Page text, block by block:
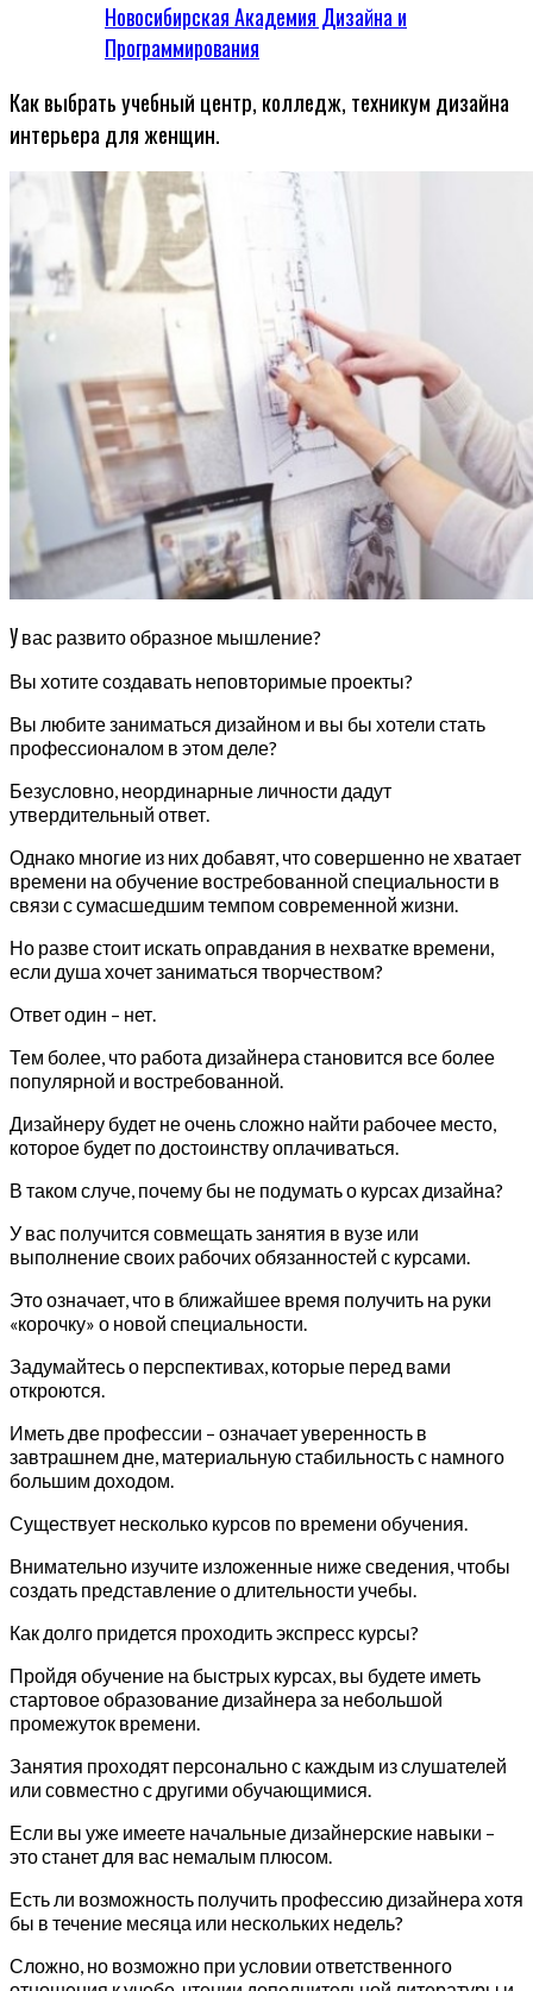
Новосибирская Академия Дизайна и
Программирования
Как выбрать учебный центр, колледж, техникум дизайна
интерьера для женщин.
У вас развито образное мышление?
Вы хотите создавать неповторимые проекты?
Вы любите заниматься дизайном и вы бы хотели стать
профессионалом в этом деле?
Безусловно, неординарные личности дадут
утвердительный ответ.
Однако многие из них добавят, что совершенно не хватает
времени на обучение востребованной специальности в
связи с сумасшедшим темпом современной жизни.
Но разве стоит искать оправдания в нехватке времени,
если душа хочет заниматься творчеством?
Ответ один – нет.
Тем более, что работа дизайнера становится все более
популярной и востребованной.
Дизайнеру будет не очень сложно найти рабочее место,
которое будет по достоинству оплачиваться.
В таком случе, почему бы не подумать о курсах дизайна?
У вас получится совмещать занятия в вузе или
выполнение своих рабочих обязанностей с курсами.
Это означает, что в ближайшее время получить на руки
«корочку» о новой специальности.
Задумайтесь о перспективах, которые перед вами
откроются.
Иметь две профессии – означает уверенность в
завтрашнем дне, материальную стабильность с намного
большим доходом.
Существует несколько курсов по времени обучения.
Внимательно изучите изложенные ниже сведения, чтобы
создать представление о длительности учебы.
Как долго придется проходить экспресс курсы?
Пройдя обучение на быстрых курсах, вы будете иметь
стартовое образование дизайнера за небольшой
промежуток времени.
Занятия проходят персонально с каждым из слушателей
или совместно с другими обучающимися.
Если вы уже имеете начальные дизайнерские навыки –
это станет для вас немалым плюсом.
Есть ли возможность получить профессию дизайнера хотя
бы в течение месяца или нескольких недель?
Сложно, но возможно при условии ответственного